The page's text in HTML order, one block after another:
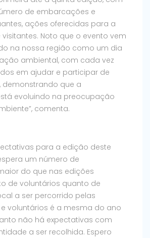
de embarcações e
ações oferecidas para a
Noto que o evento vem
na nossa região como um dia
ambiental, com cada vez
em ajudar e participar de
demonstrando que a
evoluindo na preocupação
comenta.
para a edição deste
um número de
do que nas edições
de voluntários quanto de
a ser percorrido pelas
voluntários é a mesma do ano
não há expectativas com
a ser recolhida. Espero